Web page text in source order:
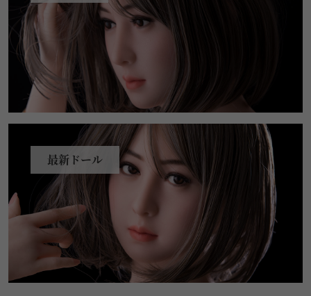
最新ドール